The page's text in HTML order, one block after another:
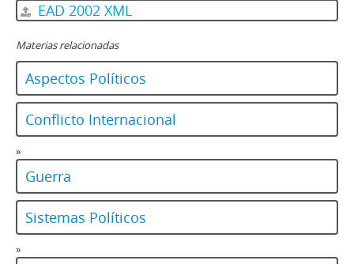
EAD 2002 XML
Materias relacionadas
Aspectos Políticos
Conflicto Internacional
»
Guerra
Sistemas Políticos
»